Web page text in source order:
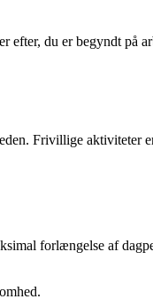
efter, du er begyndt på
Frivillige aktiviteter
forlængelse af